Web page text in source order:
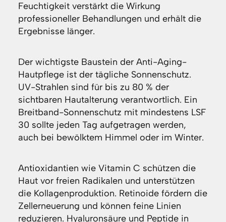
Feuchtigkeit verstärkt die Wirkung
professioneller Behandlungen und erhält die
Ergebnisse länger.
Der wichtigste Baustein der Anti-Aging-
Hautpflege ist der tägliche Sonnenschutz.
UV-Strahlen sind für bis zu 80 % der
sichtbaren Hautalterung verantwortlich. Ein
Breitband-Sonnenschutz mit mindestens LSF
30 sollte jeden Tag aufgetragen werden,
auch bei bewölktem Himmel oder im Winter.
Antioxidantien wie Vitamin C schützen die
Haut vor freien Radikalen und unterstützen
die Kollagenproduktion. Retinoide fördern die
Zellerneuerung und können feine Linien
reduzieren. Hyaluronsäure und Peptide in